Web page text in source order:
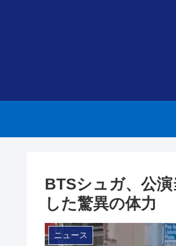
BTSシュガ、公
した驚異の体力
ニュース